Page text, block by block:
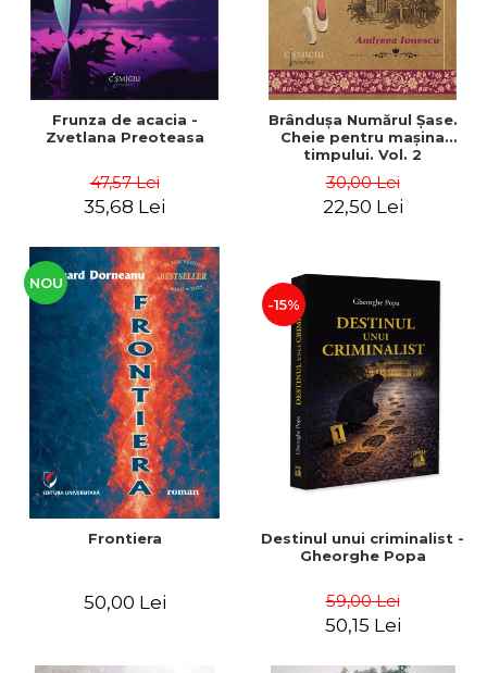
Frunza de acacia -
Zvetlana Preoteasa
47,57 Lei
35,68 Lei
Brânduşa Numărul Şase.
Cheie pentru maşina
timpului. Vol. 2
30,00 Lei
22,50 Lei
NOU
Frontiera
50,00 Lei
-15%
Destinul unui criminalist -
Gheorghe Popa
59,00 Lei
50,15 Lei